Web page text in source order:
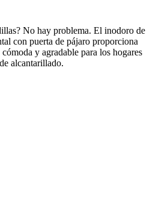
No hay problema. El inodoro de
con puerta de pájaro proporciona
y agradable para los hogares
alcantarillado.